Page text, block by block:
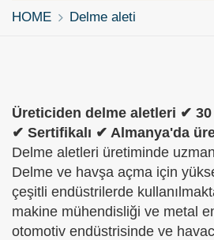
HOME Delme aleti
Üreticiden delme aletleri ✔ 30
✔ Sertifikalı ✔ Almanya'da
Delme aletleri üretiminde
Delme ve havşa açma için
çeşitli endüstrilerde
makine mühendisliği ve metal
otomotiv endüstrisinde ve